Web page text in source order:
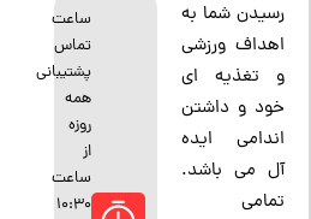
رسیدن شما به
اهداف ورزشی
و تغذیه ای
خود و داشتن
اندامی ایده
آل می باشد.
تمامی
ساعت
تماس
پشتیبانی
همه
روزه
از
ساعت
10:30